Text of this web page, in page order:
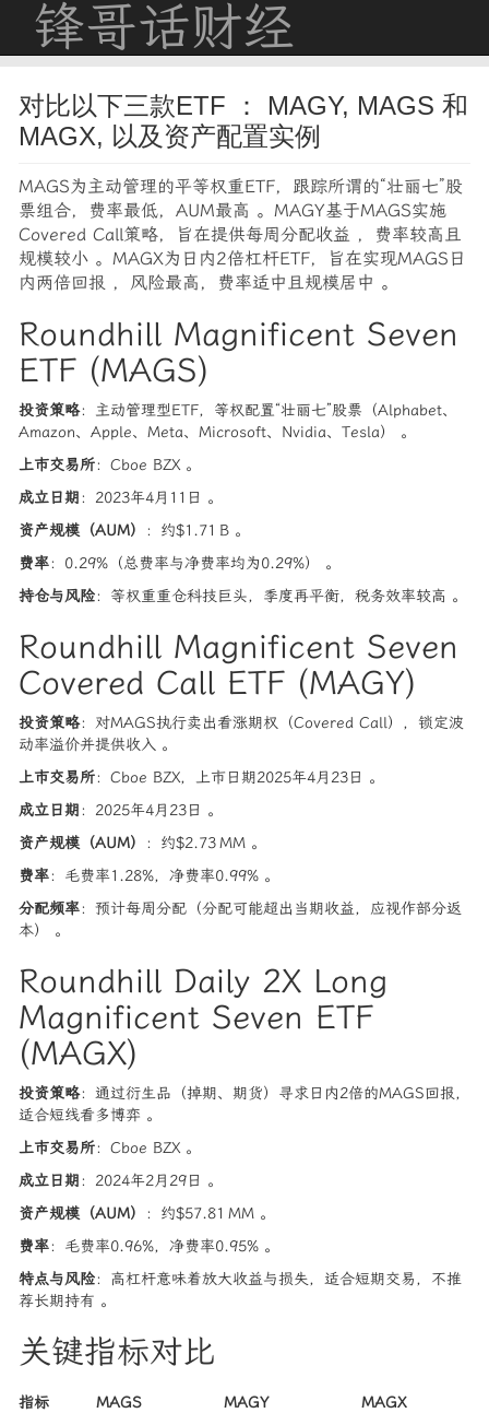
锋哥话财经
对比以下三款ETF ： MAGY, MAGS 和
MAGX, 以及资产配置实例
MAGS为主动管理的平等权重ETF，跟踪所谓的“壮丽七”股
票组合，费率最低，AUM最高 。MAGY基于MAGS实施
Covered Call策略，旨在提供每周分配收益 ，费率较高且
规模较小 。MAGX为日内2倍杠杆ETF，旨在实现MAGS日
内两倍回报 ，风险最高，费率适中且规模居中 。
Roundhill Magnificent Seven
ETF (MAGS)
投资策略：主动管理型ETF，等权配置“壮丽七”股票（Alphabet、
Amazon、Apple、Meta、Microsoft、Nvidia、Tesla） 。
上市交易所：Cboe BZX 。
成立日期：2023年4月11日 。
资产规模（AUM）
：约$1.71 B 。
费率：0.29%（总费率与净费率均为0.29%） 。
持仓与风险：等权重重仓科技巨头，季度再平衡，税务效率较高 。
Roundhill Magnificent Seven
Covered Call ETF (MAGY)
投资策略：对MAGS执行卖出看涨期权（Covered Call），锁定波
动率溢价并提供收入 。
上市交易所：Cboe BZX，上市日期2025年4月23日 。
成立日期：2025年4月23日 。
资产规模（AUM）
：约$2.73 MM 。
费率：毛费率1.28%，净费率0.99% 。
分配频率：预计每周分配（分配可能超出当期收益，应视作部分返
本） 。
Roundhill Daily 2X Long
Magnificent Seven ETF
(MAGX)
投资策略：通过衍生品（掉期、期货）寻求日内2倍的MAGS回报，
适合短线看多博弈 。
上市交易所：Cboe BZX 。
成立日期：2024年2月29日 。
资产规模（AUM）
：约$57.81 MM 。
费率：毛费率0.96%，净费率0.95% 。
特点与风险：高杠杆意味着放大收益与损失，适合短期交易，不推
荐长期持有 。
关键指标对比
指标 MAGS MAGY MAGX